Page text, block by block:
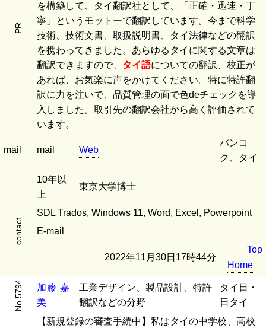
PR
を構築して、タイ翻訳社として、「正確・迅速・丁
寧」というモットーで翻訳しています。今まで科学
技術、技術文書、取扱説明書、タイ法律などの翻訳
を携わってきました。あらゆるタイに関する文章は
翻訳できますので、 タイ語についての翻訳、校正が
あれば、お気楽に声をかけてください。特に特許翻
訳に力を注いで、品質管理の面で色deチェックを導
入しました。取引先の翻訳会社から高く評価されて
います。
mail mail Web
バンコ
ク、タイ
10年以
上
東京大学博士
SDL Trados, Windows 11, Word, Excel, Powerpoint
contact E-mail
2022年11月30日17時44分
Top
Home
No.5794 加藤 嘉
美
工業デザイン、製品設計、特許
翻訳などの分野
タイ日・
日タイ
【新規登録の審査手続中】私はタイの中学校、高校